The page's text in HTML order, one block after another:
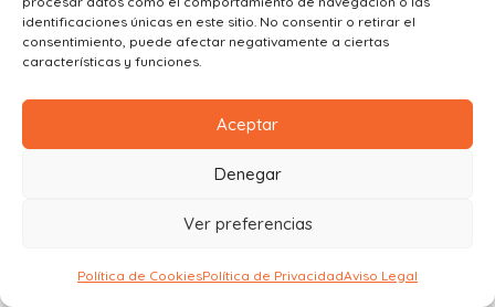
identificaciones únicas en este sitio. No consentir o retirar el
consentimiento, puede afectar negativamente a ciertas
características y funciones.
Aceptar
Denegar
Ver preferencias
Política de CookiesPolítica de PrivacidadAviso Legal
Puedes enviarnos tu propuesta de compra a
presupuesto detallado ajustando el coste de envío
*Los productos Canela en Rama ofrecidos fuera de
España peninsular se distribuyen exclusivamente en
Heligoland y la ciudad de Büsingen), Bélgica, Francia